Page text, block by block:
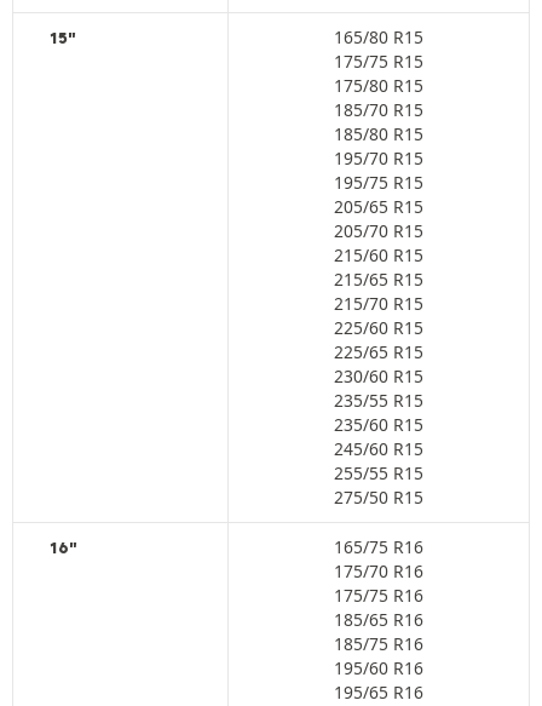
15"
165/80 R15
175/75 R15
175/80 R15
185/70 R15
185/80 R15
195/70 R15
195/75 R15
205/65 R15
205/70 R15
215/60 R15
215/65 R15
215/70 R15
225/60 R15
225/65 R15
230/60 R15
235/55 R15
235/60 R15
245/60 R15
255/55 R15
275/50 R15
16"
165/75 R16
175/70 R16
175/75 R16
185/65 R16
185/75 R16
195/60 R16
195/65 R16